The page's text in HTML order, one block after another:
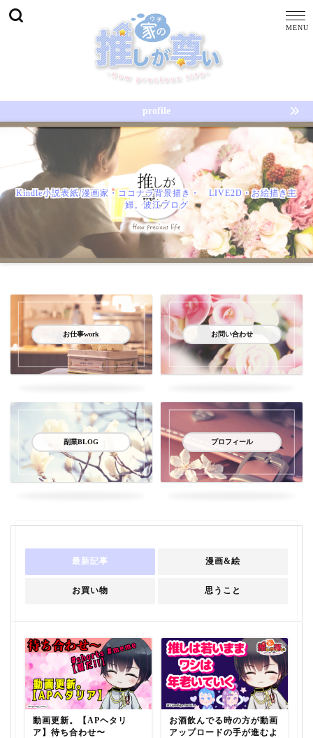
profile
Kindle小説表紙/漫画家・ココナラ背景描き・ LIVE2D・お絵描き主
婦。波江ブログ
お仕事work お問い合わせ
副業BLOG プロフィール
最新記事 漫画&絵
お買い物 思うこと
動画更新。【APヘタリ
ア】待ち合わせ〜
お酒飲んでる時の方が動画
アップロードの手が進むよ